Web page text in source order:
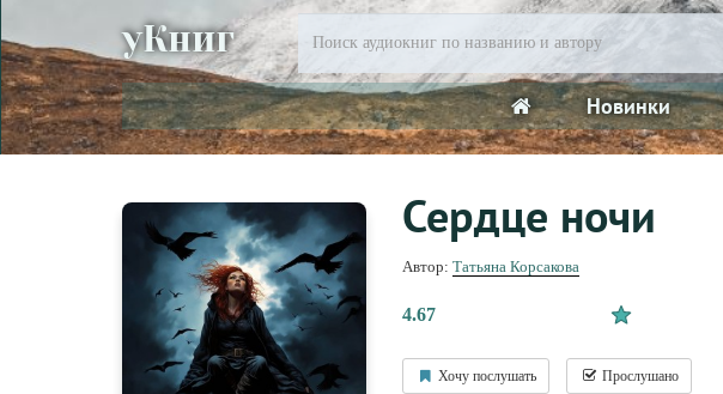
уКниг
Новинки
Сердце ночи
Автор: Татьяна Корсакова
4.67
Хочу послушать Прослушано